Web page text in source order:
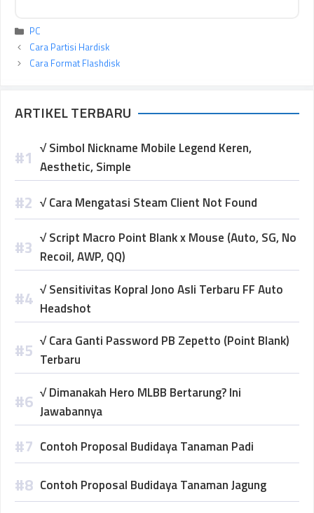
Kategori
PC
Cara Partisi Hardisk
Cara Format Flashdisk
ARTIKEL TERBARU
√ Simbol Nickname Mobile Legend Keren,
Aesthetic, Simple
√ Cara Mengatasi Steam Client Not Found
√ Script Macro Point Blank x Mouse (Auto, SG, No
Recoil, AWP, QQ)
√ Sensitivitas Kopral Jono Asli Terbaru FF Auto
Headshot
√ Cara Ganti Password PB Zepetto (Point Blank)
Terbaru
√ Dimanakah Hero MLBB Bertarung? Ini
Jawabannya
Contoh Proposal Budidaya Tanaman Padi
Contoh Proposal Budidaya Tanaman Jagung